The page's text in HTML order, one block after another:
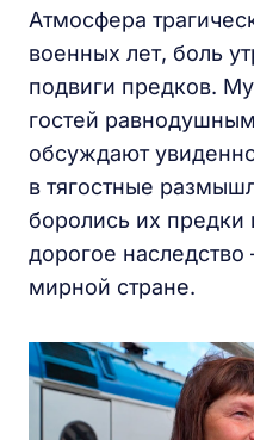
Атмосфера
военных лет, боль
подвиги предков.
гостей
обсуждают
в тягостные
боролись их предки
дорогое
мирной стране.